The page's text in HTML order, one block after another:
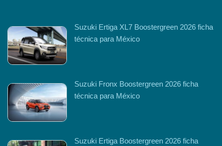
Suzuki Ertiga XL7 Boostergreen 2026 ficha
técnica para México
Suzuki Fronx Boostergreen 2026 ficha
técnica para México
Suzuki Ertiga Boostergreen 2026 ficha